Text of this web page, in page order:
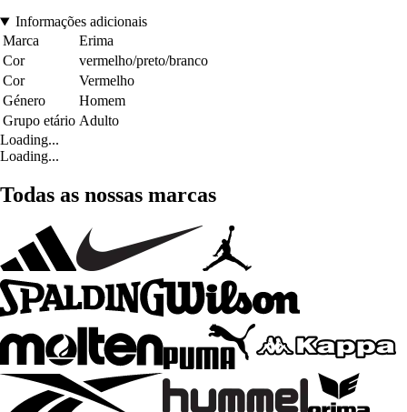
Informações adicionais
Marca
Erima
Cor
vermelho/preto/branco
Cor
Vermelho
Género
Homem
Grupo etário Adulto
Loading...
Loading...
Todas as nossas marcas